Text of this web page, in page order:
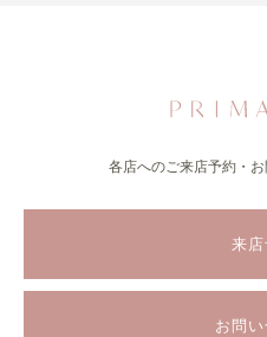
各店へのご来店予約・
来店
お問